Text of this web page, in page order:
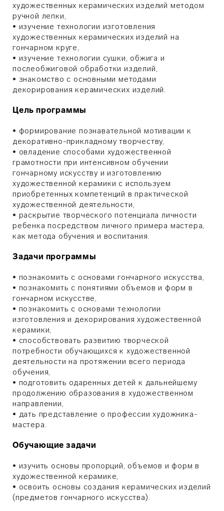
художественных керамических изделий методом
ручной лепки,
• изучение технологии изготовления
художественных керамических изделий на
гончарном круге,
• изучение технологии сушки, обжига и
послеобжиговой обработки изделий,
• знакомство с основными методами
декорирования керамических изделий.
Цель программы
• формирование познавательной мотивации к
декоративно-прикладному творчеству,
• овладение способами художественной
грамотности при интенсивном обучении
гончарному искусству и изготовлению
художественной керамики с используем
приобретенных компетенций в практической
художественной деятельности,
• раскрытие творческого потенциала личности
ребенка посредством личного примера мастера,
как метода обучения и воспитания.
Задачи программы
• познакомить с основами гончарного искусства,
• познакомить с понятиями объемов и форм в
гончарном искусстве,
• познакомить с основами технологии
изготовления и декорирования художественной
керамики,
• способствовать развитию творческой
потребности обучающихся к художественной
деятельности на протяжении всего периода
обучения,
• подготовить одаренных детей к дальнейшему
продолжению образования в художественном
направлении,
• дать представление о профессии художника-
мастера.
Обучающие задачи
• изучить основы пропорций, объемов и форм в
художественной керамике,
• освоить основы создания керамических изделий
(предметов гончарного искусства).